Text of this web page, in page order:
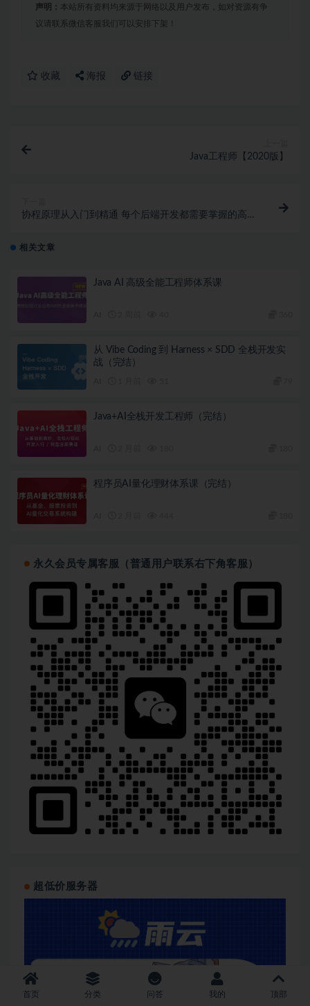
声明： 本站所有资料均来源于网络以及用户发布，如对资源有争
议请联系微信客服我们可以安排下架！
收藏 海报 链接
Java工程师【2020版】
协程原理从入门到精通 每个后端开发都需要掌握的高性
相关文章
Java AI 高级全能工程师体系课
从 Vibe Coding 到 Harness × SDD 全栈开发实
战（完结）
Java+AI全栈开发工程师（完结）
程序员AI量化理财体系课（完结）
永久会员专属客服（普通用户联系右下角客服）
超低价服务器
首页 分类 问答 我的 顶部